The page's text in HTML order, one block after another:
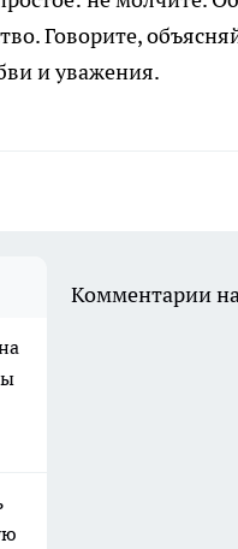
Говорите,
и уважения.
Комментарии